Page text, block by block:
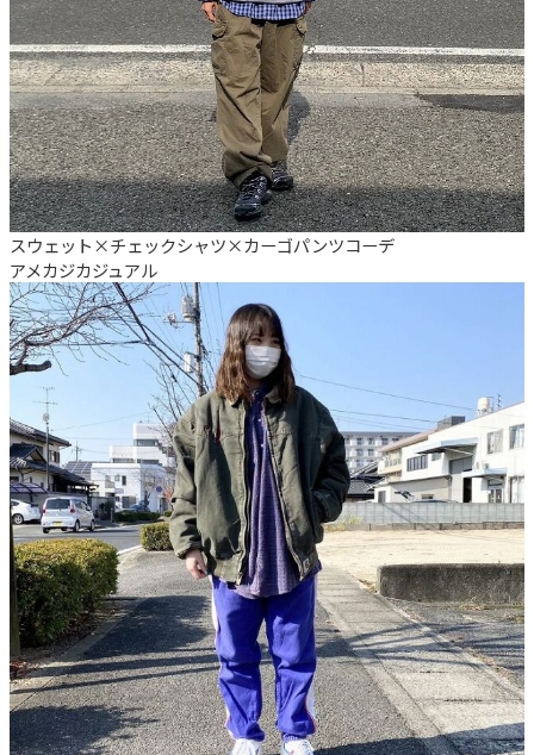
スウェット×チェックシャツ×カーゴパンツコーデ
アメカジカジュアル